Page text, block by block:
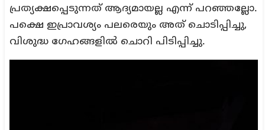
പ്രത്യക്ഷപ്പെടുന്നത് ആദ്യമായല്ല എന്ന് പറഞ്ഞല്ലോ.
പക്ഷെ ഇപ്രാവശ്യം പലരെയും അത് ചൊടിപ്പിച്ചു,
വിശുദ്ധ ഗേഹങ്ങളിൽ ചൊറി പിടിപ്പിച്ചു.